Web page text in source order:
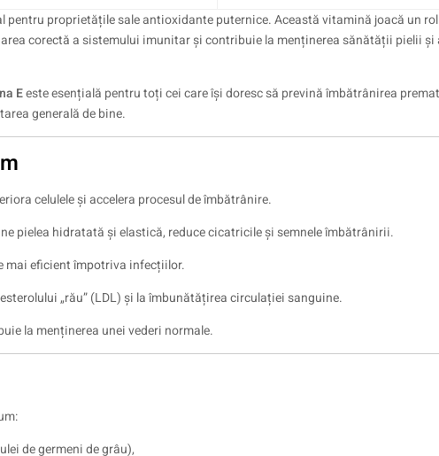
proprietățile sale antioxidante puternice. Această vitamină joacă un
corectă a sistemului imunitar și contribuie la menținerea sănătății pielii și
Eeste esențială pentru toți cei care își doresc să prevină îmbătrânirea
generală de bine.
celulele și accelera procesul de îmbătrânire.
pielea hidratată și elastică, reduce cicatricile și semnele îmbătrânirii.
mai eficient împotriva infecțiilor.
„rău” (LDL) și la îmbunătățirea circulației sanguine.
la menținerea unei vederi normale.
de germeni de grâu),